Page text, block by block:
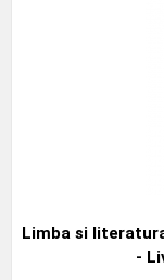
Limba si
-